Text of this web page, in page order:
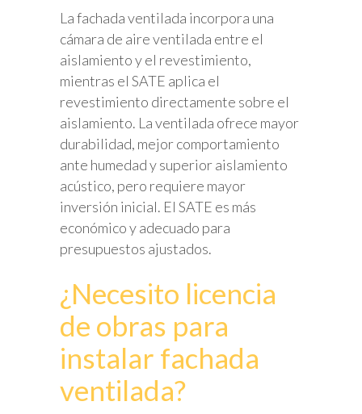
La fachada ventilada incorpora una
cámara de aire ventilada entre el
aislamiento y el revestimiento,
mientras el SATE aplica el
revestimiento directamente sobre el
aislamiento. La ventilada ofrece mayor
durabilidad, mejor comportamiento
ante humedad y superior aislamiento
acústico, pero requiere mayor
inversión inicial. El SATE es más
económico y adecuado para
presupuestos ajustados.
¿Necesito licencia
de obras para
instalar fachada
ventilada?